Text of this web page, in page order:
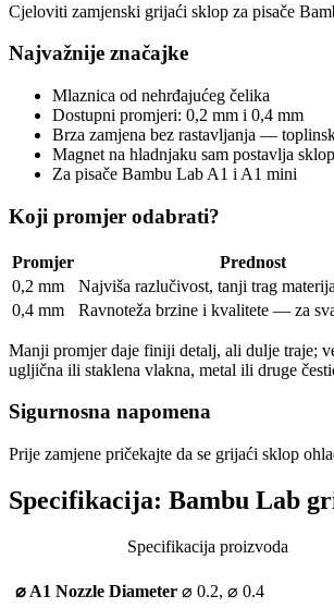
Cjeloviti zamjenski grijaći sklop za pisače
Najvažnije značajke
Mlaznica od nehrđajućeg čelika
Dostupni promjeri: 0,2 mm i 0,4 mm
Brza zamjena bez rastavljanja —
Magnet na hladnjaku sam postavlja
Za pisače Bambu Lab A1 i A1 mini
Koji promjer odabrati?
Promjer Prednost
0,2 mm
Najviša razlučivost, tanji trag
0,4 mm
Ravnoteža brzine i kvalitete — za
Manji promjer daje finiji detalj, ali dulje traje;
ugljična ili staklena vlakna, metal ili druge
Sigurnosna napomena
Prije zamjene pričekajte da se grijaći sklop
Specifikacija: Bambu Lab
Specifikacija proizvoda
⌀ A1 Nozzle Diameter ⌀ 0.2, ⌀ 0.4